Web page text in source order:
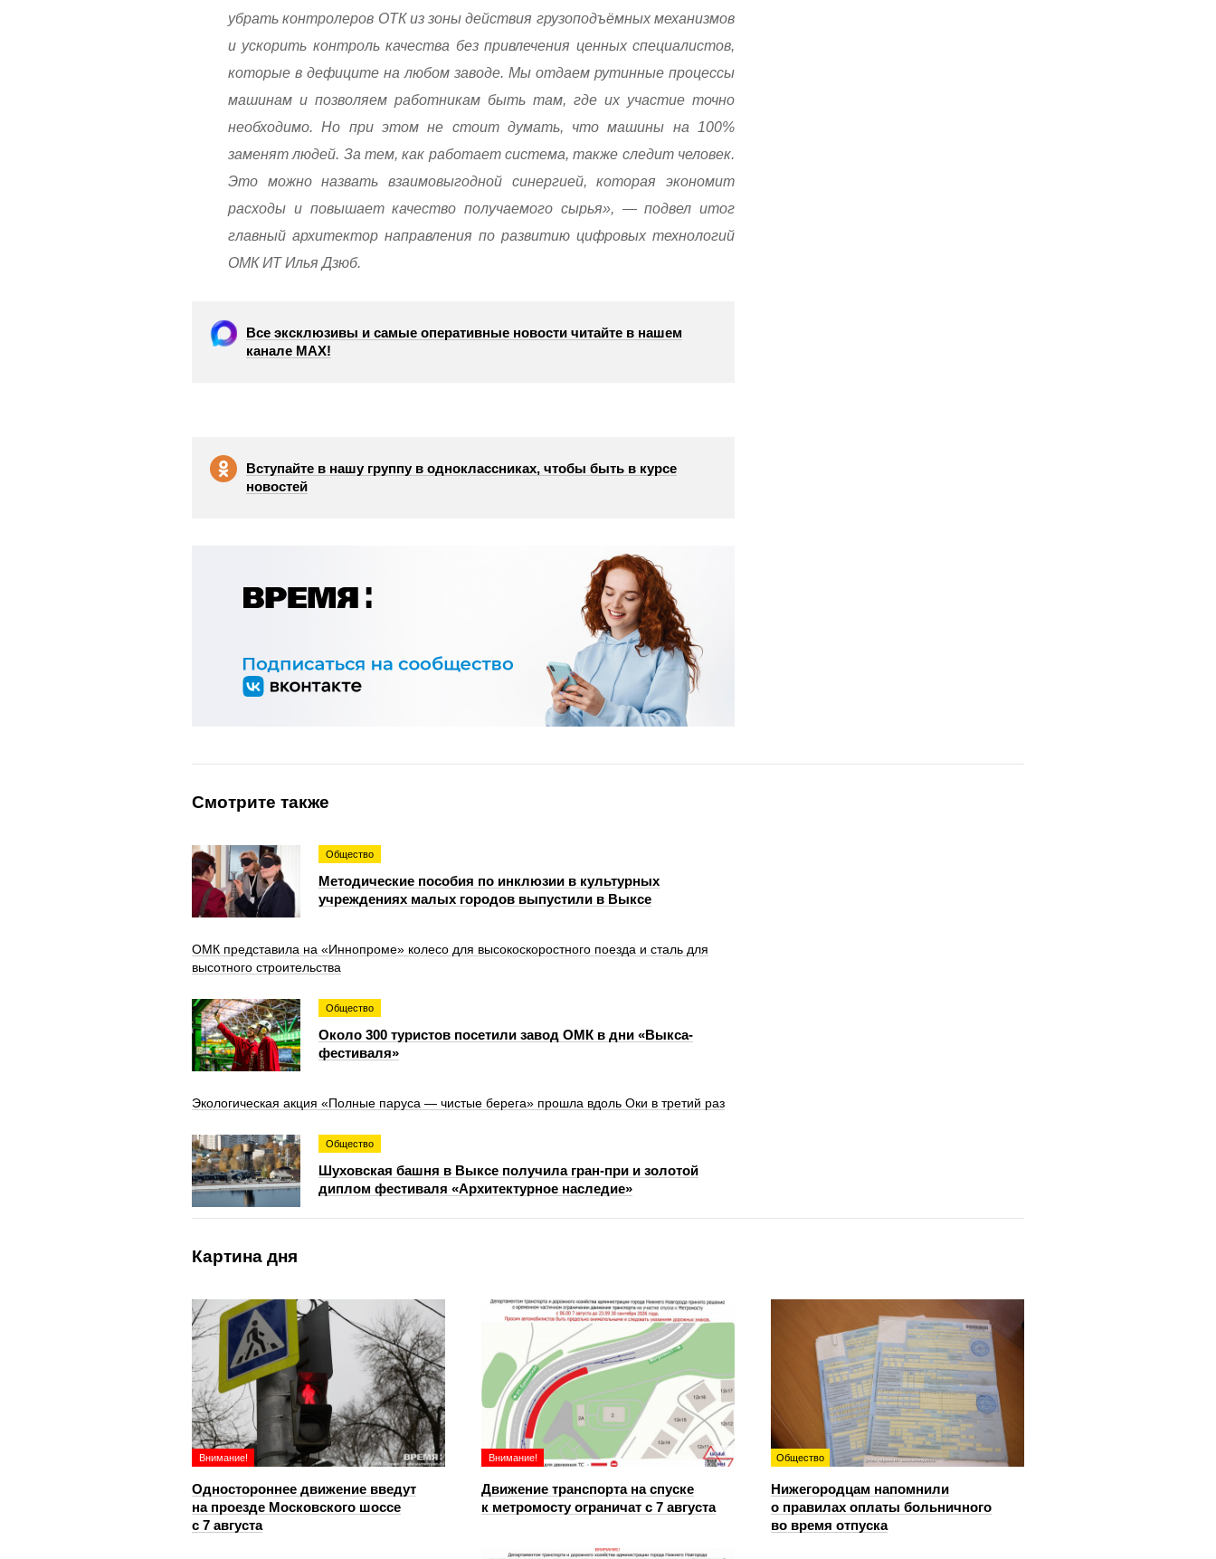
убрать контролеров ОТК из зоны действия грузоподъёмных механизмов
и ускорить контроль качества без привлечения ценных специалистов,
которые в дефиците на любом заводе. Мы отдаем рутинные процессы
машинам и позволяем работникам быть там, где их участие точно
необходимо. Но при этом не стоит думать, что машины на 100%
заменят людей. За тем, как работает система, также следит человек.
Это можно назвать взаимовыгодной синергией, которая экономит
расходы и повышает качество получаемого сырья», — подвел итог
главный архитектор направления по развитию цифровых технологий
ОМК ИТ Илья Дзюб.
Все эксклюзивы и самые оперативные новости читайте в нашем
канале МАХ!
Вступайте в нашу группу в одноклассниках, чтобы быть в курсе
новостей
Смотрите также
Общество
Методические пособия по инклюзии в культурных
учреждениях малых городов выпустили в Выксе
ОМК представила на «Иннопроме» колесо для высокоскоростного поезда и сталь для
высотного строительства
Общество
Около 300 туристов посетили завод ОМК в дни «Выкса-
фестиваля»
Экологическая акция «Полные паруса — чистые берега» прошла вдоль Оки в третий раз
Общество
Шуховская башня в Выксе получила гран-при и золотой
диплом фестиваля «Архитектурное наследие»
Картина дня
Внимание!
Одностороннее движение введут
на проезде Московского шоссе
с 7 августа
Внимание!
Движение транспорта на спуске
к метромосту ограничат с 7 августа
Общество
Нижегородцам напомнили
о правилах оплаты больничного
во время отпуска